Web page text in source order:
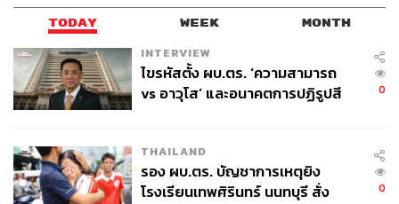
TODAY WEEK MONTH
INTERVIEW
ไขรหัสตั้ง ผบ.ตร. ‘ความสามารถ
vs อาวุโส’ และอนาคตการปฏิรูปสี
0
THAILAND
รอง ผบ.ตร. บัญชาการเหตุยิง
โรงเรียนเทพศิรินทร์ นนทบุรี สั่ง
0